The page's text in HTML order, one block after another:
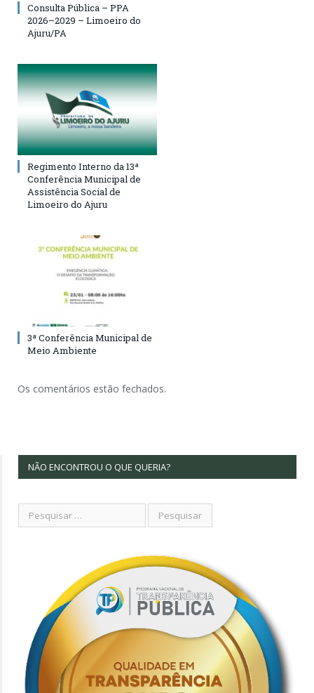
Consulta Pública – PPA
2026–2029 – Limoeiro do
Ajuru/PA
Regimento Interno da 13ª
Conferência Municipal de
Assistência Social de
Limoeiro do Ajuru
3ª Conferência Municipal de
Meio Ambiente
Os comentários estão fechados.
NÃO ENCONTROU O QUE QUERIA?